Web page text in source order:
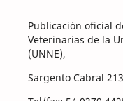
Publicación oficial
Veterinarias de la
(UNNE),
Sargento Cabral